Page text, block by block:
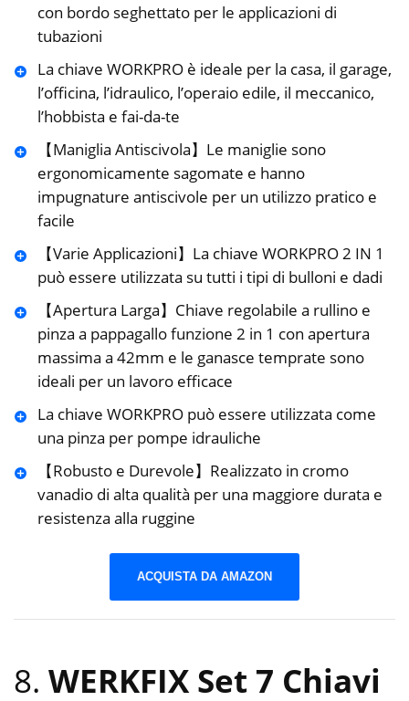
con bordo seghettato per le applicazioni di
tubazioni
La chiave WORKPRO è ideale per la casa, il garage,
l’officina, l’idraulico, l’operaio edile, il meccanico,
l’hobbista e fai-da-te
【Maniglia Antiscivola】Le maniglie sono
ergonomicamente sagomate e hanno
impugnature antiscivole per un utilizzo pratico e
facile
【Varie Applicazioni】La chiave WORKPRO 2 IN 1
può essere utilizzata su tutti i tipi di bulloni e dadi
【Apertura Larga】Chiave regolabile a rullino e
pinza a pappagallo funzione 2 in 1 con apertura
massima a 42mm e le ganasce temprate sono
ideali per un lavoro efficace
La chiave WORKPRO può essere utilizzata come
una pinza per pompe idrauliche
【Robusto e Durevole】Realizzato in cromo
vanadio di alta qualità per una maggiore durata e
resistenza alla ruggine
ACQUISTA DA AMAZON
8. WERKFIX Set 7 Chiavi